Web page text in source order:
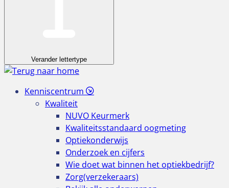
Verander lettertype
Kenniscentrum
Kwaliteit
NUVO Keurmerk
Kwaliteitsstandaard oogmeting
Optiekonderwijs
Onderzoek en cijfers
Wie doet wat binnen het optiekbedrijf?
Zorg(verzekeraars)